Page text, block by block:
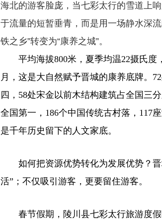
海北的游客脸庞，当七彩太行的雪道上
于流量的短暂垂青，而是用一场静水深
铁之乡”转变为“康养之城”。
平均海拔800米，夏季均温22摄氏
月，这是大自然赋予晋城的康养底牌。
四，58处宋金以前木结构建筑占全国三
全国第一，186个中国传统古村落，117
是千年历史留下的人文家底。
如何把资源优势转化为发展优势？
活”；不仅吸引游客，更要留住游客。
春节假期，陵川县七彩太行旅游度